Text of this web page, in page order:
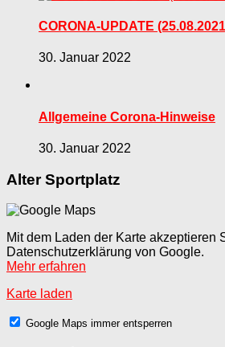
CORONA-UPDATE
30. Januar 2022
Allgemeine Corona-Hinweise
30. Januar 2022
Alter Sportplatz
Mit dem Laden der Karte akzeptieren
Datenschutzerklärung von Google.
Mehr erfahren
Karte laden
Google Maps immer entsperren